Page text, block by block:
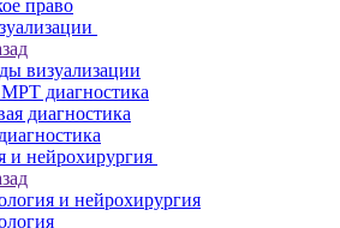
право
визуализации
диагностика
диагностика
и нейрохирургия
и нейрохирургия